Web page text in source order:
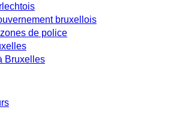
bruxellois
de police
Bruxelles